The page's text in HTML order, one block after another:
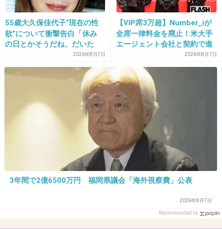
33. 匿名2014/04/23(水) 16:06:49
マジっすか？適当に喋ってそうなのは気のせい
+46
2014/04/23(水) 16:07:35
デビューしたの時はいじられたりしたら顔真っ
赤にして照れてる姿が可愛かった
慣れたって感じなんだろーけど昔に比べたら態
度がでかくなった
-23
55歳大久保佳代子“現在の性
欲”について衝撃告白「休み
の日とかそうだね、だいた
2026年8月7日
【VIP席3万超】Number_iが
全席一律料金を廃止！米大手
エージェント会社と契約で進
2026年8月7日
3年間で2億6500万円 福岡県議会「海外視察費」公表
2026年8月7日
Recommended by